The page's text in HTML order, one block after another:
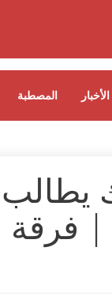
المصطبة
|